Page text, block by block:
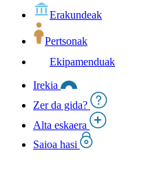
Erakundeak
Pertsonak
Ekipamenduak
Irekia
Zer da gida?
Alta eskaera
Saioa hasi